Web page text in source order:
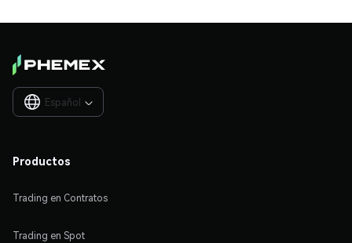
Español 
Productos
Trading en Contratos
Trading en Spot